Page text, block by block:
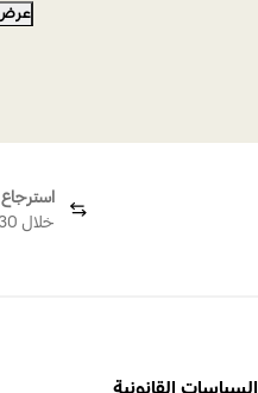
عرض
خلال 30 يوم
السياسات القانونية